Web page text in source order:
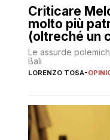
Criticare
molto più
(oltreché un
Le assurde
Bali
LORENZO TOSA-